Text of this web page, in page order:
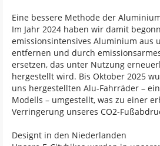
Eine bessere Methode der
Im Jahr 2024 haben wir damit
emissionsintensives Aluminium aus
entfernen und durch
ersetzen, das unter Nutzung
hergestellt wird. Bis Oktober 2025
uns hergestellten Alu-Fahrräder –
Modells – umgestellt, was zu einer
Verringerung unseres CO2-
Designt in den Niederlanden